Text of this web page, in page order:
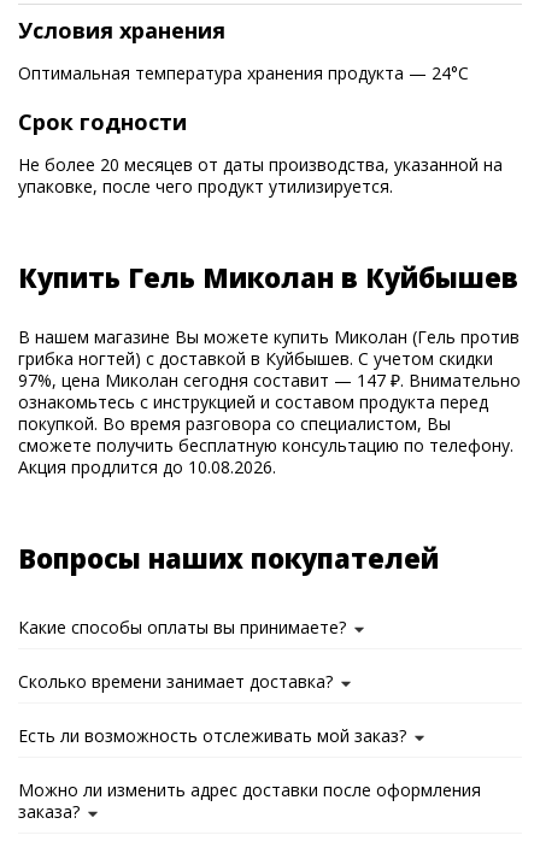
Условия хранения
Оптимальная температура хранения продукта — 24°С
Срок годности
Не более 20 месяцев от даты производства, указанной на
упаковке, после чего продукт утилизируется.
Купить Гель Миколан в Куйбышев
В нашем магазине Вы можете купить Миколан (Гель против
грибка ногтей) с доставкой в Куйбышев. С учетом скидки
97%, цена Миколан сегодня составит — 147 ₽. Внимательно
ознакомьтесь с инструкцией и составом продукта перед
покупкой. Во время разговора со специалистом, Вы
сможете получить бесплатную консультацию по телефону.
Акция продлится до 10.08.2026.
Вопросы наших покупателей
Какие способы оплаты вы принимаете?
Сколько времени занимает доставка?
Есть ли возможность отслеживать мой заказ?
Можно ли изменить адрес доставки после оформления
заказа?